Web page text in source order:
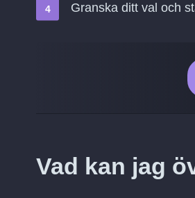
Granska ditt val och
Vad kan jag